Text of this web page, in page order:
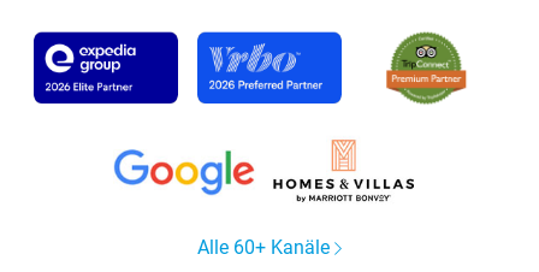
Alle 60+ Kanäle